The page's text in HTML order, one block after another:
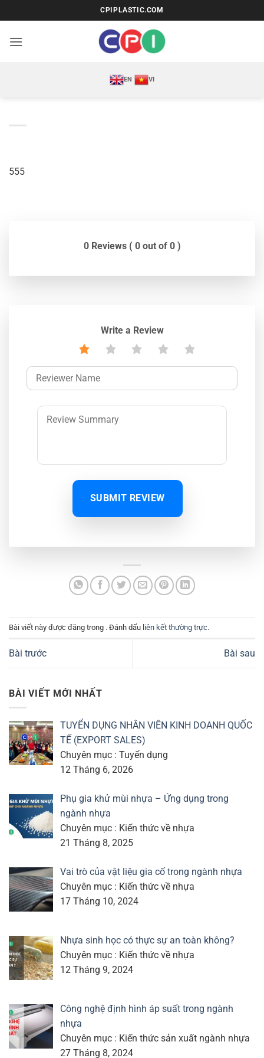
qua
nội
CPIPLASTIC.COM
EN VI
555
0 Reviews ( 0 out of 0 )
Write a Review
SUBMIT REVIEW
Bài viết này được đăng trong . Đánh dấu liên kết thường trực.
Bài trước Bài sau
BÀI VIẾT MỚI NHẤT
TUYỂN DỤNG NHÂN VIÊN KINH DOANH QUỐC
TẾ (EXPORT SALES)
Chuyên mục : Tuyển dụng
12 Tháng 6, 2026
Phụ gia khử mùi nhựa – Ứng dụng trong
ngành nhựa
Chuyên mục : Kiến thức về nhựa
21 Tháng 8, 2025
Vai trò của vật liệu gia cố trong ngành nhựa
Chuyên mục : Kiến thức về nhựa
17 Tháng 10, 2024
Nhựa sinh học có thực sự an toàn không?
Chuyên mục : Kiến thức về nhựa
12 Tháng 9, 2024
Công nghệ định hình áp suất trong ngành
nhựa
Chuyên mục : Kiến thức sản xuất ngành nhựa
27 Tháng 8, 2024